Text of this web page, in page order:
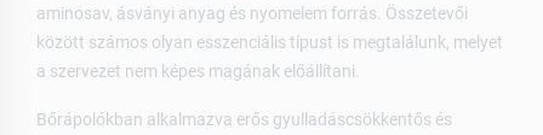
aminosav, ásványi anyag és nyomelem forrás. Összetevői
között számos olyan esszenciális típust is megtalálunk, melyet
a szervezet nem képes magának előállítani.
Bőrápolókban alkalmazva erős gyulladáscsökkentős és